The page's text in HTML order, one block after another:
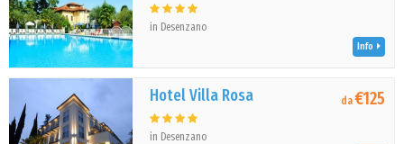
in Desenzano
Info
Hotel Villa Rosa
in Desenzano
da€125